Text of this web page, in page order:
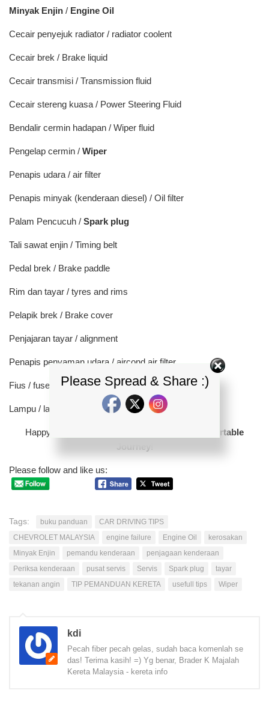
Minyak Enjin / Engine Oil
Cecair penyejuk radiator / radiator coolent
Cecair brek / Brake liquid
Cecair transmisi / Transmission fluid
Cecair stereng kuasa / Power Steering Fluid
Bendalir cermin hadapan / Wiper fluid
Pengelap cermin / Wiper
Penapis udara / air filter
Penapis minyak (kenderaan diesel) / Oil filter
Palam Pencucuh / Spark plug
Tali sawat enjin / Timing belt
Pedal brek / Brake paddle
Rim dan tayar / tyres and rims
Pelapik brek / Brake cover
Penjajaran tayar / alignment
Penapis penyaman udara / aircond air filter
Fius / fuse
Lampu / lamp
Happy Holiday and Have A Very Safe And
Comfortable
Please follow and like us:
Tags: buku panduan
CAR DRIVING TIPS
CHEVROLET MALAYSIA
engine failure Engine Oil
kerosakan
Minyak Enjin
pemandu kenderaan
penjagaan kenderaan
Periksa kenderaan
pusat servis Servis Spark plug
tayar
tekanan angin
TIP PEMANDUAN KERETA usefull tips Wiper
kdi
Pecah fiber pecah gelas, sudah baca komenlah se
das! Terima kasih! =) Yg benar, Brader K Majalah
Kereta Malaysia - kereta info
Please Spread & Share :)